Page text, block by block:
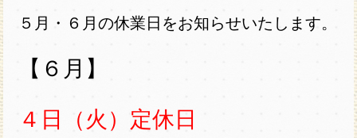
５月・６月の休業日をお知らせいたします。
【６月】
４日（火）定休日